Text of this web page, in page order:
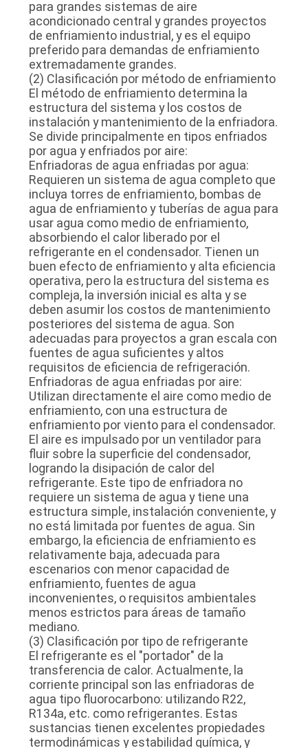
para grandes sistemas de aire
acondicionado central y grandes proyectos
de enfriamiento industrial, y es el equipo
preferido para demandas de enfriamiento
extremadamente grandes.
(2) Clasificación por método de enfriamiento
El método de enfriamiento determina la
estructura del sistema y los costos de
instalación y mantenimiento de la enfriadora.
Se divide principalmente en tipos enfriados
por agua y enfriados por aire:
Enfriadoras de agua enfriadas por agua:
Requieren un sistema de agua completo que
incluya torres de enfriamiento, bombas de
agua de enfriamiento y tuberías de agua para
usar agua como medio de enfriamiento,
absorbiendo el calor liberado por el
refrigerante en el condensador. Tienen un
buen efecto de enfriamiento y alta eficiencia
operativa, pero la estructura del sistema es
compleja, la inversión inicial es alta y se
deben asumir los costos de mantenimiento
posteriores del sistema de agua. Son
adecuadas para proyectos a gran escala con
fuentes de agua suficientes y altos
requisitos de eficiencia de refrigeración.
Enfriadoras de agua enfriadas por aire:
Utilizan directamente el aire como medio de
enfriamiento, con una estructura de
enfriamiento por viento para el condensador.
El aire es impulsado por un ventilador para
fluir sobre la superficie del condensador,
logrando la disipación de calor del
refrigerante. Este tipo de enfriadora no
requiere un sistema de agua y tiene una
estructura simple, instalación conveniente, y
no está limitada por fuentes de agua. Sin
embargo, la eficiencia de enfriamiento es
relativamente baja, adecuada para
escenarios con menor capacidad de
enfriamiento, fuentes de agua
inconvenientes, o requisitos ambientales
menos estrictos para áreas de tamaño
mediano.
(3) Clasificación por tipo de refrigerante
El refrigerante es el "portador" de la
transferencia de calor. Actualmente, la
corriente principal son las enfriadoras de
agua tipo fluorocarbono: utilizando R22,
R134a, etc. como refrigerantes. Estas
sustancias tienen excelentes propiedades
termodinámicas y estabilidad química, y